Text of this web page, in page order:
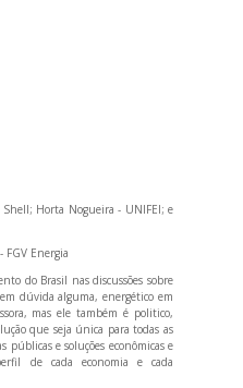
Shell; Horta Nogueira - UNIFEI; e
FGV Energia
do Brasil nas discussões sobre
dúvida alguma, energético em
mas ele também é politico,
que seja única para todas as
públicas e soluções econômicas e
de cada economia e cada